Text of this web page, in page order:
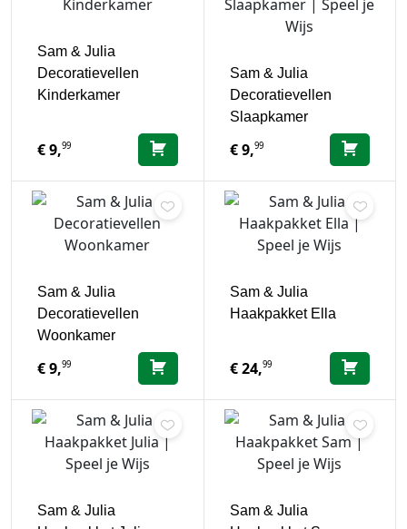
Sam & Julia
Decoratievellen
Kinderkamer
€9,99
Sam & Julia
Decoratievellen
Slaapkamer
€9,99
Sam & Julia
Decoratievellen
Woonkamer
€9,99
Sam & Julia
Haakpakket Ella
€24,99
Sam & Julia
Sam & Julia